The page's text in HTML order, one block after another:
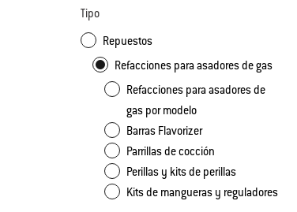
Tipo
Repuestos
Refacciones para asadores de gas
Refacciones para asadores de
gas por modelo
Barras Flavorizer
Parrillas de cocción
Perillas y kits de perillas
Kits de mangueras y reguladores